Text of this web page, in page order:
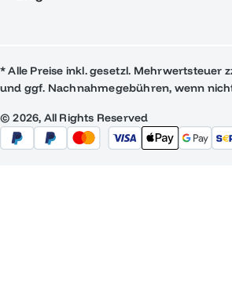
* Alle Preise inkl. gesetzl. Mehrwertsteuer
und ggf. Nachnahmegebühren, wenn
© 2026, All Rights Reserved